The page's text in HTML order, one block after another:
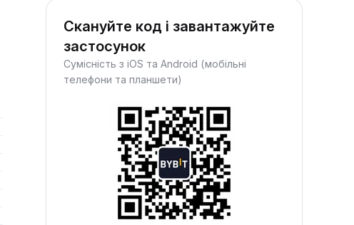
Скануйте код і завантажуйте
застосунок
Сумісність з iOS та Android (мобільні
телефони та планшети)